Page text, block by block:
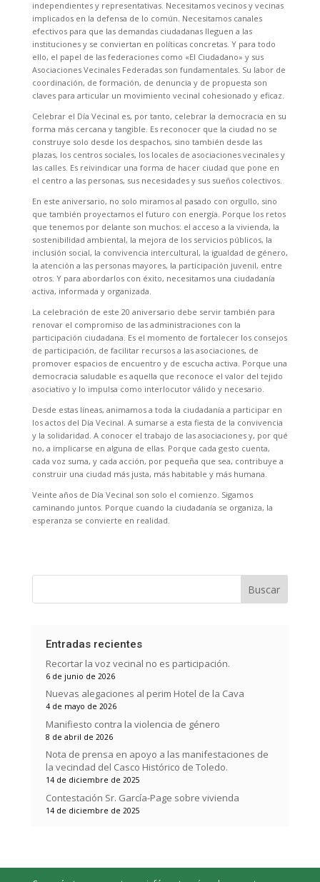
independientes y representativas. Necesitamos vecinos y vecinas
implicados en la defensa de lo común. Necesitamos canales
efectivos para que las demandas ciudadanas lleguen a las
instituciones y se conviertan en políticas concretas. Y para todo
ello, el papel de las federaciones como «El Ciudadano» y sus
Asociaciones Vecinales Federadas son fundamentales. Su labor de
coordinación, de formación, de denuncia y de propuesta son
claves para articular un movimiento vecinal cohesionado y eficaz.
Celebrar el Día Vecinal es, por tanto, celebrar la democracia en su
forma más cercana y tangible. Es reconocer que la ciudad no se
construye solo desde los despachos, sino también desde las
plazas, los centros sociales, los locales de asociaciones vecinales y
las calles. Es reivindicar una forma de hacer ciudad que pone en
el centro a las personas, sus necesidades y sus sueños colectivos.
En este aniversario, no solo miramos al pasado con orgullo, sino
que también proyectamos el futuro con energía. Porque los retos
que tenemos por delante son muchos: el acceso a la vivienda, la
sostenibilidad ambiental, la mejora de los servicios públicos, la
inclusión social, la convivencia intercultural, la igualdad de género,
la atención a las personas mayores, la participación juvenil, entre
otros. Y para abordarlos con éxito, necesitamos una ciudadanía
activa, informada y organizada.
La celebración de este 20 aniversario debe servir también para
renovar el compromiso de las administraciones con la
participación ciudadana. Es el momento de fortalecer los consejos
de participación, de facilitar recursos a las asociaciones, de
promover espacios de encuentro y de escucha activa. Porque una
democracia saludable es aquella que reconoce el valor del tejido
asociativo y lo impulsa como interlocutor válido y necesario.
Desde estas líneas, animamos a toda la ciudadanía a participar en
los actos del Día Vecinal. A sumarse a esta fiesta de la convivencia
y la solidaridad. A conocer el trabajo de las asociaciones y, por qué
no, a implicarse en alguna de ellas. Porque cada gesto cuenta,
cada voz suma, y cada acción, por pequeña que sea, contribuye a
construir una ciudad más justa, más habitable y más humana.
Veinte años de Día Vecinal son solo el comienzo. Sigamos
caminando juntos. Porque cuando la ciudadanía se organiza, la
esperanza se convierte en realidad.
Buscar
Entradas recientes
Recortar la voz vecinal no es participación.
6 de junio de 2026
Nuevas alegaciones al perim Hotel de la Cava
4 de mayo de 2026
Manifiesto contra la violencia de género
8 de abril de 2026
Nota de prensa en apoyo a las manifestaciones de
la vecindad del Casco Histórico de Toledo.
14 de diciembre de 2025
Contestación Sr. García-Page sobre vivienda
14 de diciembre de 2025